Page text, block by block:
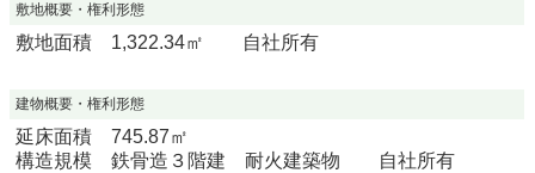
敷地概要・権利形態
敷地面積 1,322.34㎡ 自社所有
建物概要・権利形態
延床面積 745.87㎡
構造規模 鉄骨造３階建 耐火建築物 自社所有